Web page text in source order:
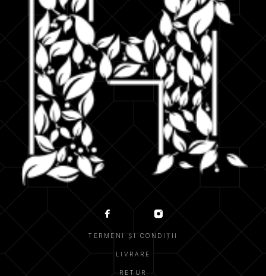
TERMENI ȘI CONDIȚII
LIVRARE
RETUR